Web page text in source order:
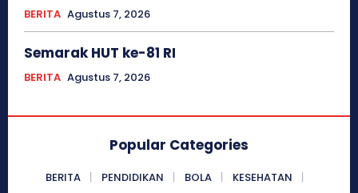
BERITA Agustus 7, 2026
Semarak HUT ke-81 RI
BERITA Agustus 7, 2026
Popular Categories
BERITA PENDIDIKAN BOLA
KESEHATAN